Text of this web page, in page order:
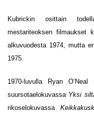
Kubrickin osittain
mestariteoksen filmaukset
alkuvuodesta 1974, mutta
1975.
1970-luvulla Ryan
suursotaelokuvassa Yksi
rikoselokuvassa